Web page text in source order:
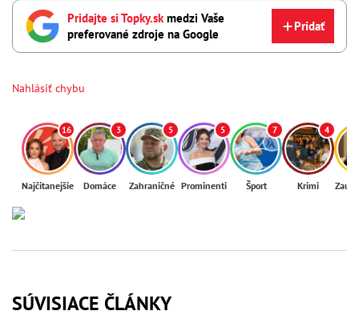
Pridajte si Topky.sk medzi Vaše
preferované zdroje na Google
Pridať
Nahlásiť chybu
16
Najčítanejšie
3
Domáce
5
Zahraničné
5
Prominenti
7
Šport
4
Krimi
SÚVISIACE ČLÁNKY